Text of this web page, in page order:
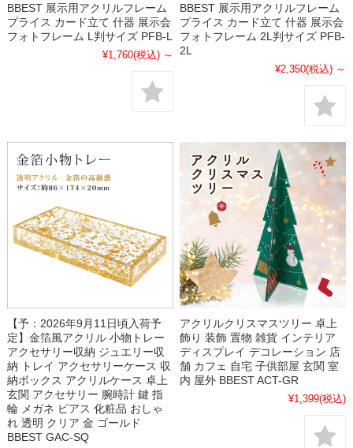
BBEST 展示用アクリルフレーム
プライス カード立て 什器 展示会
フォトフレーム L判サイズ PFB-L
¥1,760(税込) ～
BBEST 展示用アクリルフレーム
プライス カード立て 什器 展示会
フォトフレーム 2L判サイズ PFB-
2L
¥2,350(税込) ～
【予：2026年9月11日頃入荷予
定】金箔風アクリル 小物トレー
アクセサリー収納 ジュエリー収
納 トレイ アクセサリーケース 収
納ボックス アクリルケース 卓上
玄関 アクセサリー 腕時計 鍵 指
輪 メガネ ピアス 化粧品 おしゃ
れ 透明 クリア 金 ゴールド
BBEST GAC-SQ
アクリルクリスマスツリー 卓上
飾り 装飾 置物 雑貨 インテリア
ディスプレイ デコレーション 店
舗 カフェ 自宅 子供部屋 玄関 室
内 屋外 BBEST ACT-GR
¥1,399(税込)